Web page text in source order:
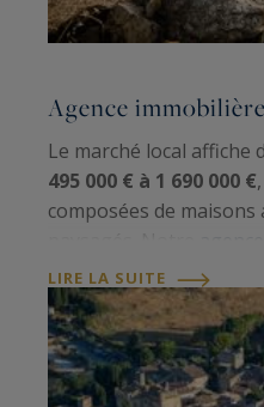
Agence
Le marché local affiche
495 000 € à 1 690 000 €
composées de
expertise au service
grâce à une
LIRE LA SUITE